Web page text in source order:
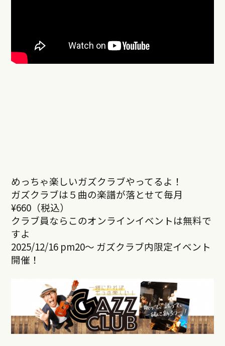
めっちゃ楽しいガズクラブやってるよ！
ガズクラブは５曲の楽譜が落とせて毎月
¥660（税込）
クラブ員ならこのオンラインイベントは無料で
すよ
2025/12/16 pm20～ ガズクラブ内限定イベント
開催！